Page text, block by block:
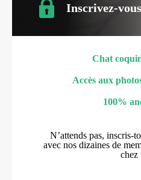
Inscrivez-
Chat
Accès aux
100%
N’attends pas, inscris-
avec nos dizaines de
chez